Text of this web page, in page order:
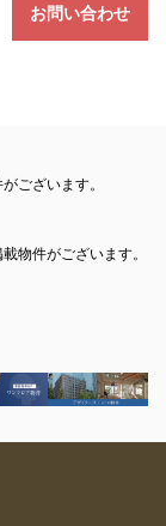
お問い合わせ
ございます。
物件がございます。